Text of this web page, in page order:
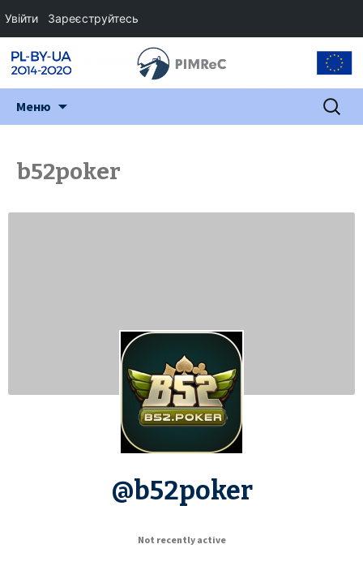
Меню Пошук:
b52poker
@b52poker
Not recently active
Увійти Зареєструйтесь